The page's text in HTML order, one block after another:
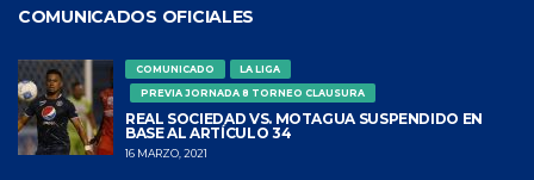
COMUNICADOS OFICIALES
COMUNICADO
LA LIGA
PREVIA JORNADA 8 TORNEO CLAUSURA
REAL SOCIEDAD VS. MOTAGUA SUSPENDIDO EN
BASE AL ARTÍCULO 34
16 MARZO, 2021